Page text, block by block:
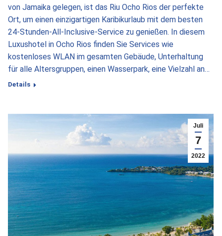
von Jamaika gelegen, ist das Riu Ocho Rios der perfekte
Ort, um einen einzigartigen Karibikurlaub mit dem besten
24-Stunden-All-Inclusive-Service zu genießen. In diesem
Luxushotel in Ocho Rios finden Sie Services wie
kostenloses WLAN im gesamten Gebäude, Unterhaltung
für alle Altersgruppen, einen Wasserpark, eine Vielzahl an…
Details
Juli
7
2022